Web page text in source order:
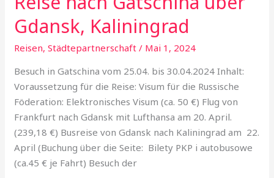
Gdansk, Kaliningrad
Reisen,Städtepartnerschaft / Mai 1, 2024
Besuch in Gatschina vom 25.04. bis 30.04.2024 Inhalt:
Voraussetzung für die Reise: Visum für die Russische
Föderation: Elektronisches Visum (ca. 50 €) Flug von
Frankfurt nach Gdansk mit Lufthansa am 20. April.
(239,18 €) Busreise von Gdansk nach Kaliningrad am 22.
April (Buchung über die Seite: Bilety PKP i autobusowe
(ca.45 € je Fahrt) Besuch der
nach
Gatschina
über
Kaliningrad